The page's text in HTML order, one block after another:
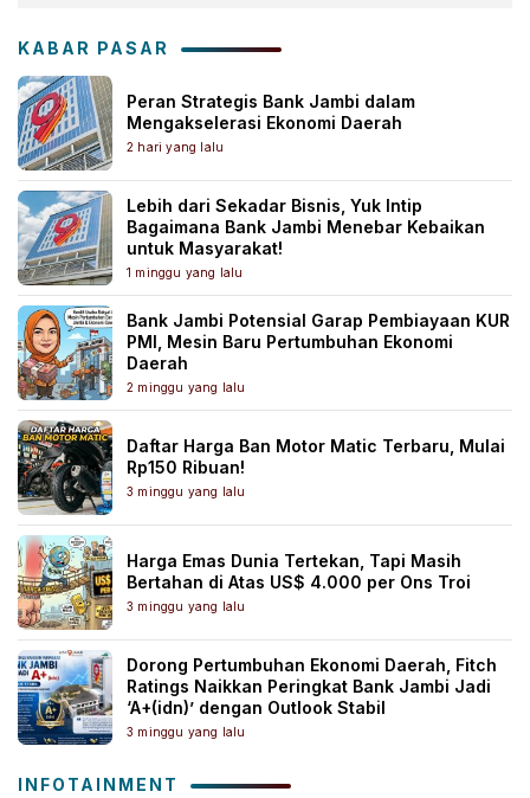
KABAR PASAR
Peran Strategis Bank Jambi dalam
Mengakselerasi Ekonomi Daerah
2 hari yang lalu
Lebih dari Sekadar Bisnis, Yuk Intip
Bagaimana Bank Jambi Menebar Kebaikan
untuk Masyarakat!
1 minggu yang lalu
Bank Jambi Potensial Garap Pembiayaan KUR
PMI, Mesin Baru Pertumbuhan Ekonomi
Daerah
2 minggu yang lalu
Daftar Harga Ban Motor Matic Terbaru, Mulai
Rp150 Ribuan!
3 minggu yang lalu
Harga Emas Dunia Tertekan, Tapi Masih
Bertahan di Atas US$ 4.000 per Ons Troi
3 minggu yang lalu
Dorong Pertumbuhan Ekonomi Daerah, Fitch
Ratings Naikkan Peringkat Bank Jambi Jadi
‘A+(idn)’ dengan Outlook Stabil
3 minggu yang lalu
INFOTAINMENT